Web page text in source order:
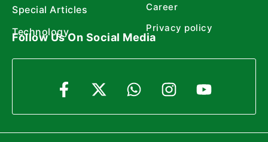
Special Articles
Technology
Career
Privacy policy
Follow Us On Social Media